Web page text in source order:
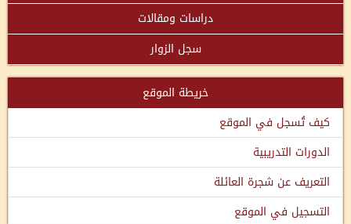
دراسات ومقالات
سجل الزوار
خريطة الموقع
كيف تُسجل في الموقع
الدورات التدريبية
التعريف عن شجرة العائلة
التسجيل في الموقع